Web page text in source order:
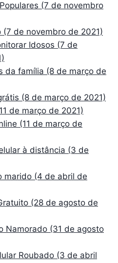
(7 de novembro
(7 de novembro de 2021)
Idosos (7 de
da família (8 de março de
(8 de março de 2021)
de março de 2021)
(11 de março de
à distância (3 de
marido (4 de abril de
(28 de agosto de
Namorado (31 de agosto
Roubado (3 de abril